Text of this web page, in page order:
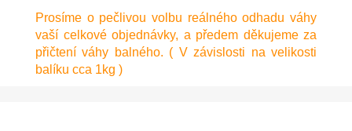
Prosíme o pečlivou volbu reálného odhadu váhy
vaší celkové objednávky, a předem děkujeme za
přičtení váhy balného. ( V závislosti na velikosti
balíku cca 1kg )